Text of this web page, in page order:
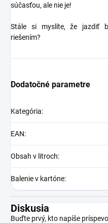
súčasťou, ale nie je!
Stále si myslíte, že jazdiť
riešením?
Dodatočné parametre
Kategória:
EAN:
Obsah v litroch:
Balenie v kartóne:
Diskusia
Buďte prvý, kto napíše